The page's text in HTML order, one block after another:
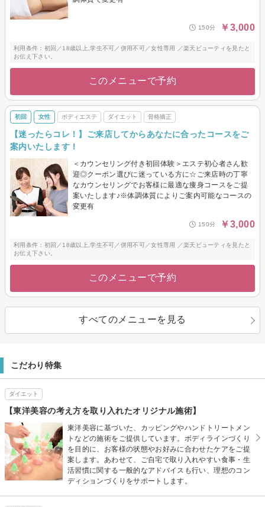
150分 ￥3,000
利用条件：初回／18歳以上,学生不可／併用不可／女性専用 ／楽天ビューティを見たと
お伝え下さい。
このメニューで予約
初回 女性 ボディエステ ダイエット 骨格矯正
【迷ったらコレ！】ご来店してからあなたに合ったコースをご
案内いたします！
＜カウンセリング付き初回体験＞エステ初心者さん歓
迎◎クーポン選びに迷っている方に☆ご来店時の丁寧
なカウンセリングでお客様に最適な痩身コースをご提
案いたします♪※体調体質によりご案内可能なコースの
変更有
150分 ￥3,000
利用条件：初回／18歳以上,学生不可／併用不可／女性専用 ／楽天ビューティを見たと
お伝え下さい。
このメニューで予約
すべてのメニューを見る
こだわり特集
ダイエット
【東洋美容の考え方を取り入れたオリジナル施術】
東洋美容に基づいた、カッピングやハンドトリートメン
トなどの施術をご提供しています。ボディラインづくり
を目的に、お客様の状態やお好みに合わせたケアをご提
案します。あわせて、ご自宅で取り入れやすい食事・生
活習慣に関する一般的なアドバイスも行い、理想のコン
ディションづくりをサポートします。